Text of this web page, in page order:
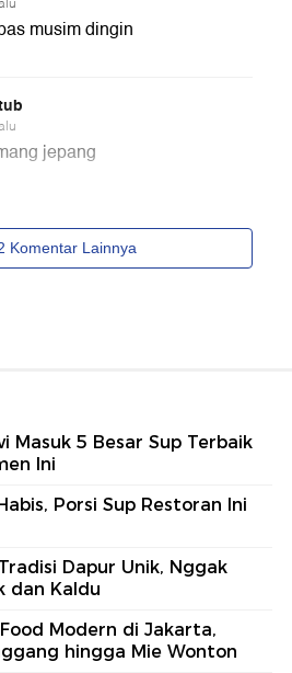
Masuk 5 Besar Sup Terbaik
Ini
Porsi Sup Restoran Ini
Dapur Unik, Nggak
dan Kaldu
Modern di Jakarta,
hingga Mie Wonton